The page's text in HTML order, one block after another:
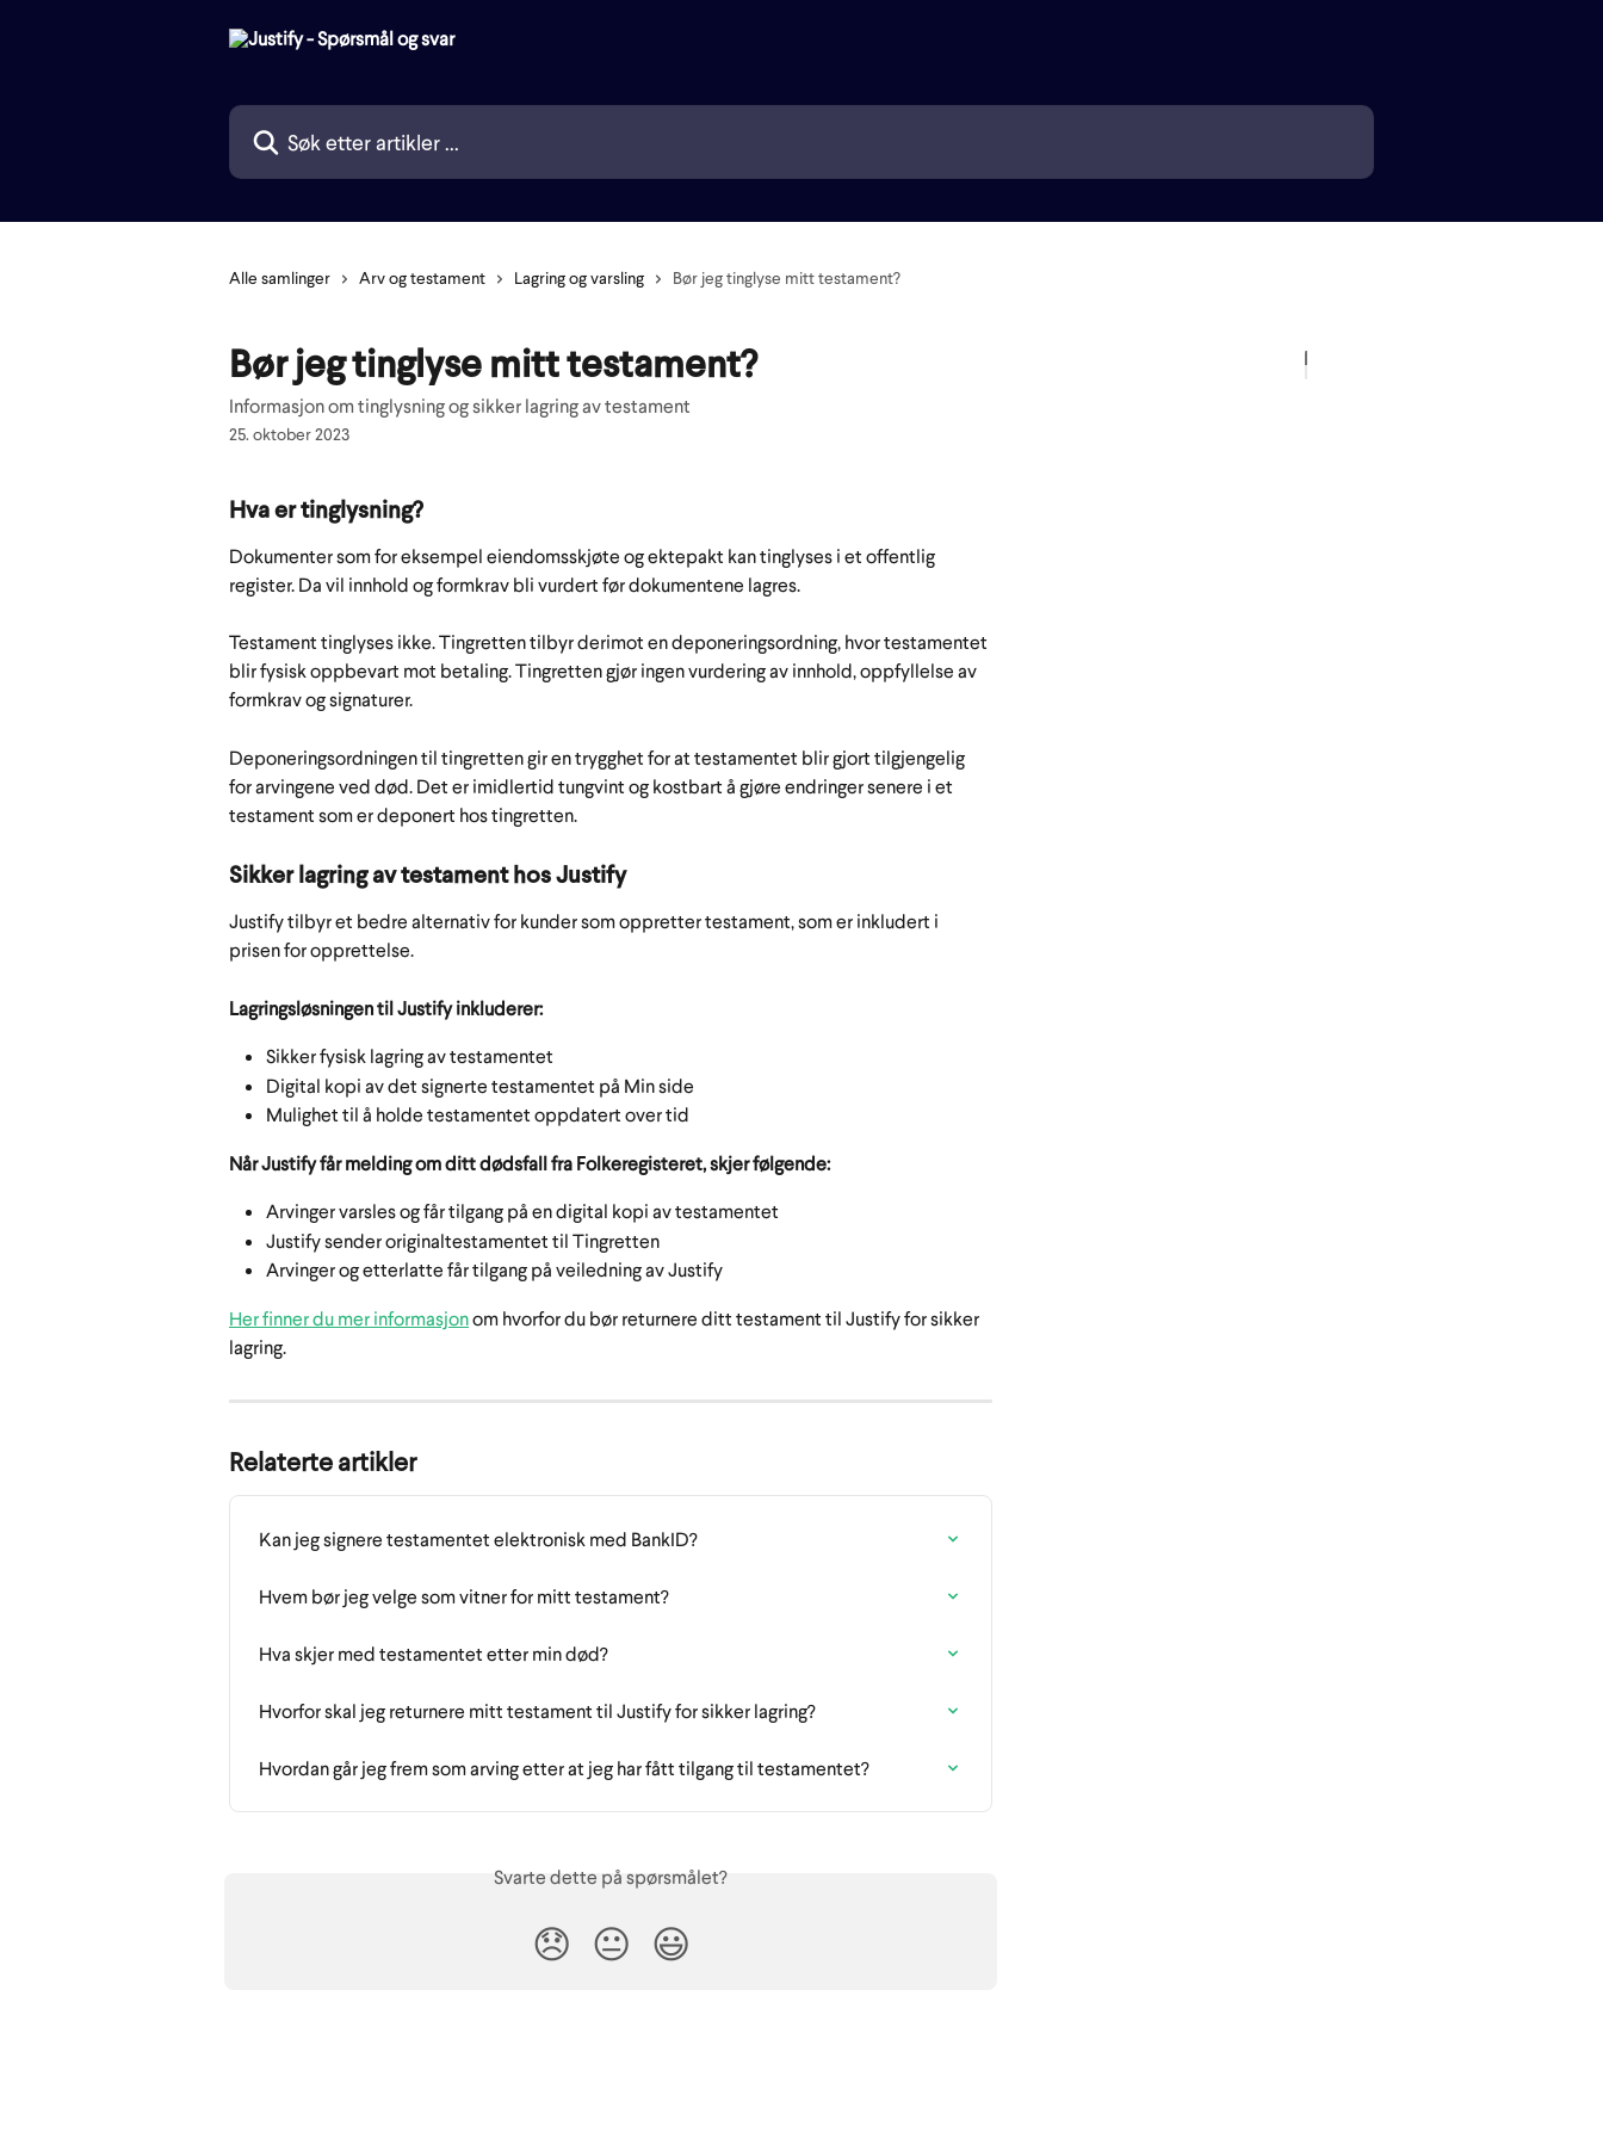
Søk etter artikler ...
Alle samlinger Arv og testament Lagring og varsling Bør jeg tinglyse mitt testament?
Bør jeg tinglyse mitt testament?
Informasjon om tinglysning og sikker lagring av testament
25. oktober 2023
Hva er tinglysning?
Dokumenter som for eksempel eiendomsskjøte og ektepakt kan tinglyses i et offentlig
register. Da vil innhold og formkrav bli vurdert før dokumentene lagres.
Testament tinglyses ikke. Tingretten tilbyr derimot en deponeringsordning, hvor testamentet
blir fysisk oppbevart mot betaling. Tingretten gjør ingen vurdering av innhold, oppfyllelse av
formkrav og signaturer.
Deponeringsordningen til tingretten gir en trygghet for at testamentet blir gjort tilgjengelig
for arvingene ved død. Det er imidlertid tungvint og kostbart å gjøre endringer senere i et
testament som er deponert hos tingretten.
Sikker lagring av testament hos Justify
Justify tilbyr et bedre alternativ for kunder som oppretter testament, som er inkludert i
prisen for opprettelse.
Lagringsløsningen til Justify inkluderer:
Sikker fysisk lagring av testamentet
Digital kopi av det signerte testamentet på Min side
Mulighet til å holde testamentet oppdatert over tid
Når Justify får melding om ditt dødsfall fra Folkeregisteret, skjer følgende:
Arvinger varsles og får tilgang på en digital kopi av testamentet
Justify sender originaltestamentet til Tingretten
Arvinger og etterlatte får tilgang på veiledning av Justify
Her finner du mer informasjon om hvorfor du bør returnere ditt testament til Justify for sikker
lagring.
Relaterte artikler
Kan jeg signere testamentet elektronisk med BankID?
Hvem bør jeg velge som vitner for mitt testament?
Hva skjer med testamentet etter min død?
Hvorfor skal jeg returnere mitt testament til Justify for sikker lagring?
Hvordan går jeg frem som arving etter at jeg har fått tilgang til testamentet?
Svarte dette på spørsmålet?
😞 😐 😃